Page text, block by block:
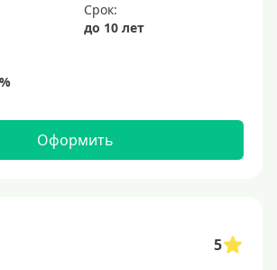
Срок:
до 10 лет
Оформить
5